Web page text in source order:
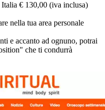
€ 130,00 (iva inclusa)
nella tua area personale
e accanto ad ognuno, potrai
che ti condurrà